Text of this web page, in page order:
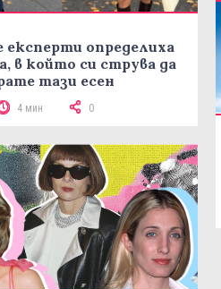
определиха
в който си струва да
тази есен
4 мин 0